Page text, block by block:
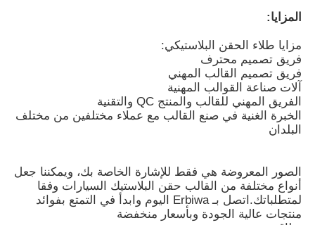
قالب حقن السيارات
صب الحقن مزدوج اللقطة
صياغة الحقن الطبية
طلاء حقن متعدد التجاويف
صب حقن الإلكترونيات
المزايا:
مزايا طلاء الحقن البلاستيكي:
فريق تصميم محترف
فريق تصميم القالب المهني
آلات صناعة القوالب المهنية
الفريق المهني للقالب والمنتج QC والتقنية
الخبرة الغنية في صنع القالب مع عملاء مختلفين من مختلف
البلدان
الصور المعروضة هي فقط للإشارة الخاصة بك، ويمكننا جعل
أنواع مختلفة من القالب حقن البلاستيك السيارات وفقا
لمتطلباتك.اتصل بـ Erbiwa اليوم وابدأ في التمتع بفوائد
منتجات عالية الجودة وبأسعار منخفضة